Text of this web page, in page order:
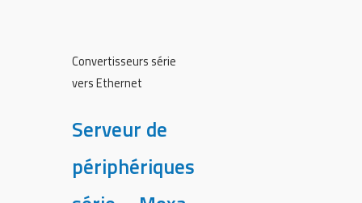
Convertisseurs série
vers Ethernet
Serveur de
périphériques